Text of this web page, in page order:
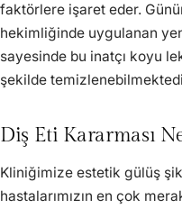
faktörlere işaret eder.
hekimliğinde uygulanan
sayesinde bu inatçı koyu
şekilde
Diş Eti Kararması
Kliniğimize estetik gülüş
hastalarımızın en çok